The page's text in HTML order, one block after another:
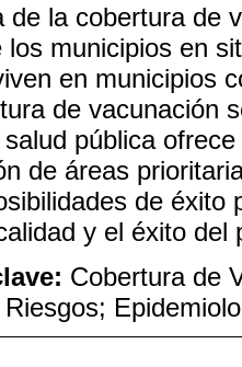
de la cobertura de
los municipios en
en municipios
de vacunación
pública
de áreas
de éxito
y el éxito del
Cobertura de